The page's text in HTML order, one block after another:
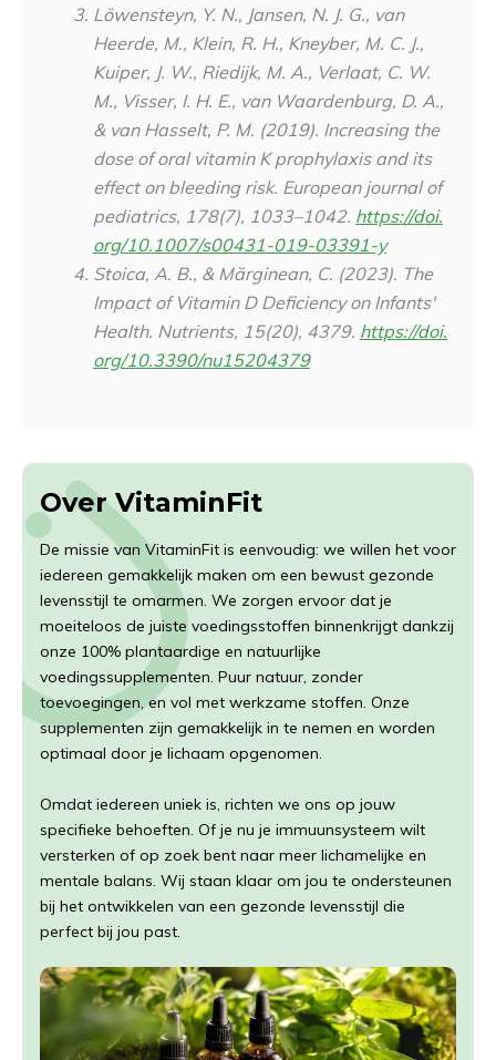
Löwensteyn, Y. N., Jansen, N. J. G., van
Heerde, M., Klein, R. H., Kneyber, M. C. J.,
Kuiper, J. W., Riedijk, M. A., Verlaat, C. W.
M., Visser, I. H. E., van Waardenburg, D. A.,
& van Hasselt, P. M. (2019). Increasing the
dose of oral vitamin K prophylaxis and its
effect on bleeding risk. European journal of
pediatrics, 178(7), 1033–1042. https://doi.
org/10.1007/s00431-019-03391-y
Stoica, A. B., & Mărginean, C. (2023). The
Impact of Vitamin D Deficiency on Infants'
Health. Nutrients, 15(20), 4379. https://doi.
org/10.3390/nu15204379
Over VitaminFit
De missie van VitaminFit is eenvoudig: we willen het voor
iedereen gemakkelijk maken om een bewust gezonde
levensstijl te omarmen. We zorgen ervoor dat je
moeiteloos de juiste voedingsstoffen binnenkrijgt dankzij
onze 100% plantaardige en natuurlijke
voedingssupplementen. Puur natuur, zonder
toevoegingen, en vol met werkzame stoffen. Onze
supplementen zijn gemakkelijk in te nemen en worden
optimaal door je lichaam opgenomen.
Omdat iedereen uniek is, richten we ons op jouw
specifieke behoeften. Of je nu je immuunsysteem wilt
versterken of op zoek bent naar meer lichamelijke en
mentale balans. Wij staan klaar om jou te ondersteunen
bij het ontwikkelen van een gezonde levensstijl die
perfect bij jou past.